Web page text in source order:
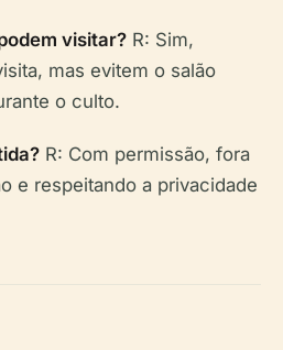
visitar? R: Sim,
mas evitem o salão
o culto.
R: Com permissão, fora
e respeitando a privacidade